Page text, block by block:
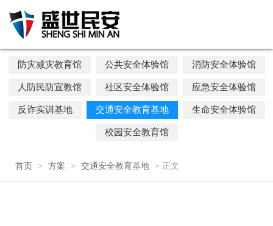
防灾减灾教育馆 公共安全体验馆 消防安全体验馆
人防民防宣教馆 社区安全体验馆 应急安全体验馆
反诈实训基地 交通安全教育基地 生命安全体验馆
校园安全教育馆
首页 > 方案 > 交通安全教育基地 > 正文